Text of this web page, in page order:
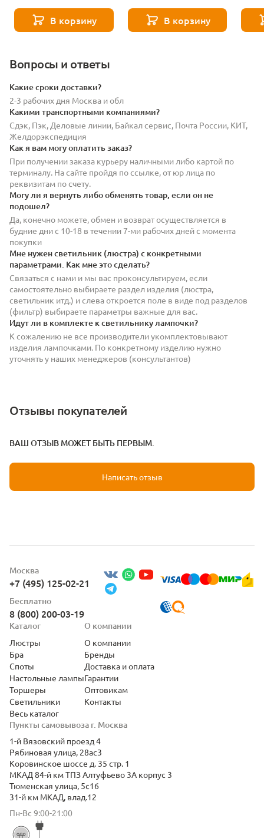
В корзину В корзину
Вопросы и ответы
Какие сроки доставки?
2-3 рабочих дня Москва и обл
Какими транспортными компаниями?
Сдэк, Пэк, Деловые линии, Байкал сервис, Почта России, КИТ,
Желдорэкспедиция
Как я вам могу оплатить заказ?
При получении заказа курьеру наличными либо картой по
терминалу. На сайте пройдя по ссылке, от юр лица по
реквизитам по счету.
Могу ли я вернуть либо обменять товар, если он не
подошел?
Да, конечно можете, обмен и возврат осуществляется в
будние дни с 10-18 в течении 7-ми рабочих дней с момента
покупки
Мне нужен светильник (люстра) с конкретными
параметрами. Как мне это сделать?
Связаться с нами и мы вас проконсультируем, если
самостоятельно выбираете раздел изделия (люстра,
светильник итд.) и слева откроется поле в виде под разделов
(фильтр) выбираете параметры важные для вас.
Идут ли в комплекте к светильнику лампочки?
К сожалению не все производители укомплектовывают
изделия лампочками. По конкретному изделию нужно
уточнять у наших менеджеров (консультантов)
Отзывы покупателей
ВАШ ОТЗЫВ МОЖЕТ БЫТЬ ПЕРВЫМ.
Написать отзыв
Москва
+7 (495) 125-02-21
Бесплатно
8 (800) 200-03-19
Пункты самовывоза г. Москва
1-й Вязовский проезд 4
Рябиновая улица, 28ас3
Коровинское шоссе д. 35 стр. 1
МКАД 84-й км ТПЗ Алтуфьево 3А корпус 3
Тюменская улица, 5с16
31-й км МКАД, влад.12
Пн-Вс 9:00-21:00
Каталог
Люстры
Бра
Споты
Настольные лампы
Торшеры
Светильники
Весь каталог
О компании
О компании
Бренды
Доставка и оплата
Гарантии
Оптовикам
Контакты